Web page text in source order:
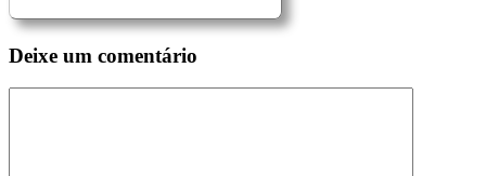
Deixe um comentário